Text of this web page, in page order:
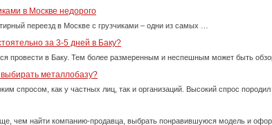
в Москве недорого
переезд в Москве с грузчиками – одни из самых …
за 3-5 дней в Баку?
провести в Баку. Тем более размеренным и неспешным может быть
металлобазу?
спросом, как у частных лиц, так и организаций. Высокий спрос породил
чем найти компанию-продавца, выбрать понравившуюся модель и